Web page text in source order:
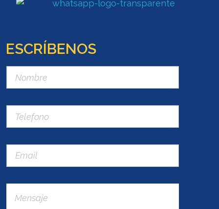
ESCRÍBENOS